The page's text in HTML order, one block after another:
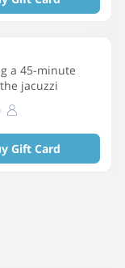
a 45-minute
jacuzzi
Gift Card